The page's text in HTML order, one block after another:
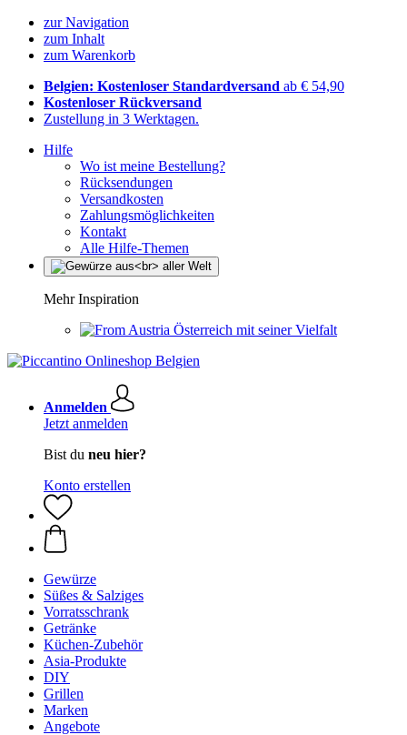
zur Navigation
zum Inhalt
zum Warenkorb
Belgien: Kostenloser Standardversand ab € 54,90
Kostenloser Rückversand
Zustellung in 3 Werktagen.
Hilfe
Wo ist meine Bestellung?
Rücksendungen
Versandkosten
Zahlungsmöglichkeiten
Kontakt
Alle Hilfe-Themen
Mehr Inspiration
Österreich mit seiner Vielfalt
Anmelden
Jetzt anmelden
Bist du neu hier?
Konto erstellen
Gewürze
Süßes & Salziges
Vorratsschrank
Getränke
Küchen-Zubehör
Asia-Produkte
DIY
Grillen
Marken
Angebote